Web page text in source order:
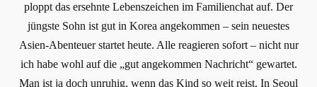
ploppt das ersehnte Lebenszeichen im Familienchat auf. Der
jüngste Sohn ist gut in Korea angekommen – sein neuestes
Asien-Abenteuer startet heute. Alle reagieren sofort – nicht nur
ich habe wohl auf die „gut angekommen Nachricht“ gewartet.
Man ist ja doch unruhig, wenn das Kind so weit reist. In Seoul